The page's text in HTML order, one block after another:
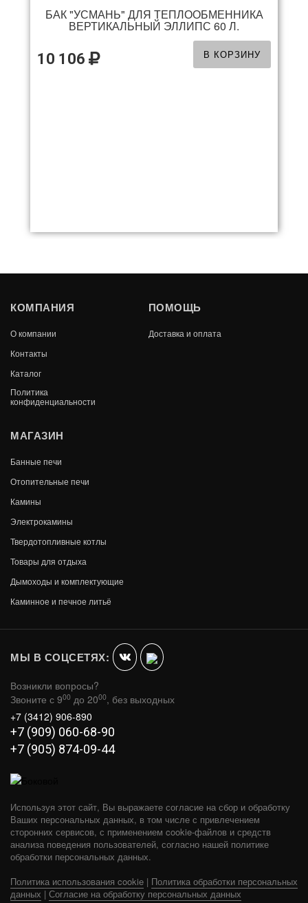
БАК "УСМАНЬ" ДЛЯ ТЕПЛООБМЕННИКА
ВЕРТИКАЛЬНЫЙ ЭЛЛИПС 60 Л.
10 106 В КОРЗИНУ
БАК "КОМФОРТ" НАВЕСНОЙ ДЛЯ ПЕЧИ
60Л.
8 608
БАК "КОМФОРТ" НАВЕСНОЙ ДЛЯ ПЕЧИ
БАК "КОМФОРТ" ДЛЯ ВОДЫ 80Л.
КОМПАНИЯ
О компании
Контакты
Каталог
Политика
конфиденциальности
ПОМОЩЬ
Доставка и оплата
МАГАЗИН
Банные печи
Отопительные печи
Камины
Электрокамины
Твердотопливные котлы
Товары для отдыха
Дымоходы и комплектующие
Каминное и печное литьё
МЫ В СОЦСЕТЯХ:
Возникли вопросы?
Звоните с 900 до 2000, без выходных
+7 (3412) 906-890
+7 (909) 060-68-90
+7 (905) 874-09-44
Используя этот сайт, Вы выражаете согласие на сбор и обработку
Ваших персональных данных, в том числе с привлечением
сторонних сервисов, с применением cookie-файлов и средств
анализа поведения пользователей, согласно нашей политике
обработки персональных данных.
Политика использования cookie | Политика обработки персональных
данных | Согласие на обработку персональных данных